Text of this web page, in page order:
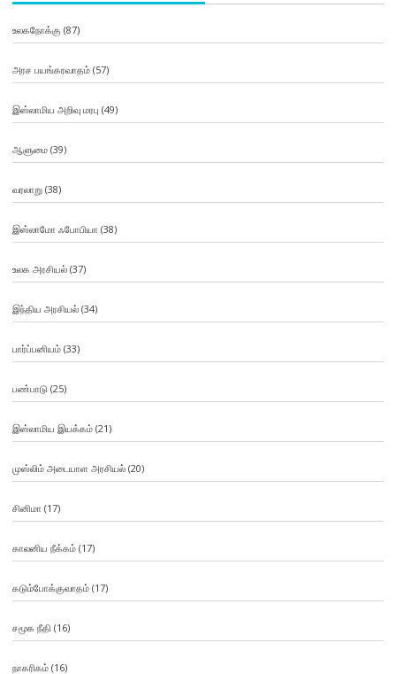
உலகநோக்கு (87)
அரச பயங்கரவாதம்(57)
இஸ்லாமிய அறிவு மரபு (49)
ஆளுமை(39)
வரலாறு(38)
இஸ்லாமோ ஃபோபியா (38)
உலக அரசியல்(37)
இந்திய அரசியல்(34)
பார்ப்பனியம்(33)
பண்பாடு (25)
இஸ்லாமிய இயக்கம்(21)
முஸ்லிம் அடையாள அரசியல்(20)
சினிமா (17)
காலனிய நீக்கம்(17)
கடும்போக்குவாதம்(17)
சமூக நீதி (16)
நாகரிகம்(16)